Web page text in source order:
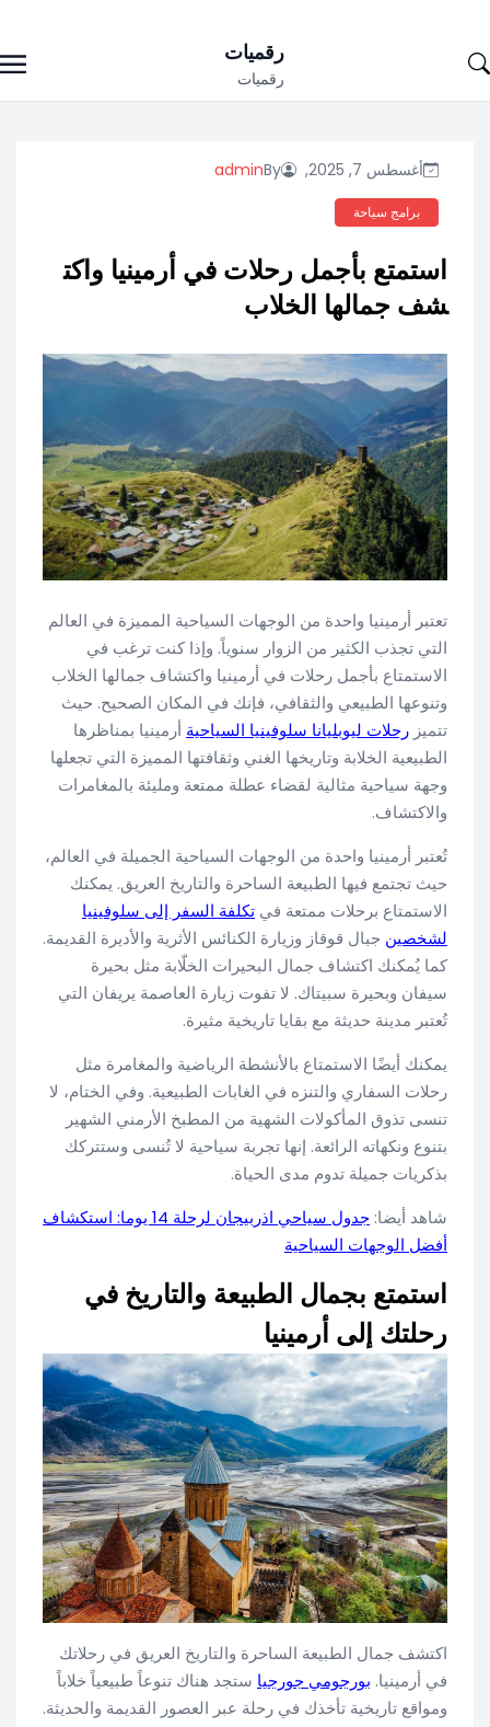
to
رقميات
رقميات
أغسطس 7, 2025, By
admin
برامج سياحة
استمتع بأجمل رحلات في أرمينيا واكت
شف جمالها الخلاب
تعتبر أرمينيا واحدة من الوجهات السياحية المميزة في العالم
التي تجذب الكثير من الزوار سنوياً. وإذا كنت ترغب في
الاستمتاع بأجمل رحلات في أرمينيا واكتشاف جمالها الخلاب
وتنوعها الطبيعي والثقافي، فإنك في المكان الصحيح. حيث
تتميز رحلات ليوبليانا سلوفينيا السياحية أرمينيا بمناظرها
الطبيعية الخلابة وتاريخها الغني وثقافتها المميزة التي تجعلها
وجهة سياحية مثالية لقضاء عطلة ممتعة ومليئة بالمغامرات
والاكتشاف.
تُعتبر أرمينيا واحدة من الوجهات السياحية الجميلة في العالم،
حيث تجتمع فيها الطبيعة الساحرة والتاريخ العريق. يمكنك
الاستمتاع برحلات ممتعة في تكلفة السفر إلى سلوفينيا
لشخصين جبال قوقاز وزيارة الكنائس الأثرية والأديرة القديمة.
كما يُمكنك اكتشاف جمال البحيرات الخلّابة مثل بحيرة
سيفان وبحيرة سبيتاك. لا تفوت زيارة العاصمة يريفان التي
تُعتبر مدينة حديثة مع بقايا تاريخية مثيرة.
يمكنك أيضًا الاستمتاع بالأنشطة الرياضية والمغامرة مثل
رحلات السفاري والتنزه في الغابات الطبيعية. وفي الختام، لا
تنسى تذوق المأكولات الشهية من المطبخ الأرمني الشهير
بتنوع ونكهاته الرائعة. إنها تجربة سياحية لا تُنسى وستتركك
بذكريات جميلة تدوم مدى الحياة.
شاهد أيضا:
جدول سياحي اذربيجان لرحلة 14 يوما: استكشاف
أفضل الوجهات السياحية
استمتع بجمال الطبيعة والتاريخ في
رحلتك إلى أرمينيا
اكتشف جمال الطبيعة الساحرة والتاريخ العريق في رحلاتك
في أرمينيا. بورجومي جورجيا ستجد هناك تنوعاً طبيعياً خلاباً
ومواقع تاريخية تأخذك في رحلة عبر العصور القديمة والحديثة.